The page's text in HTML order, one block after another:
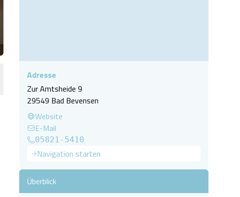
Adresse
Zur Amtsheide 9
29549 Bad Bevensen
Website
E-Mail
05821-5410
Navigation starten
Überblick